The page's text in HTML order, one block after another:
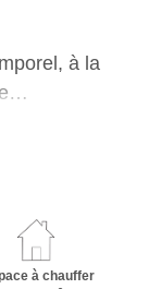
à la
à chauffer